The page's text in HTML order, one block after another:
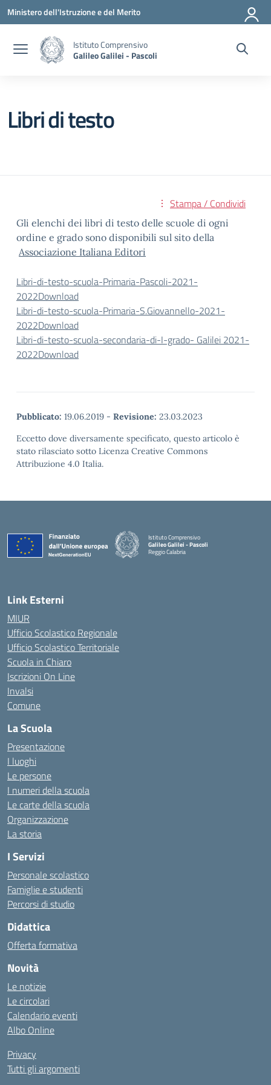
Vai ai contenuti
Vai al menu di navigazione
Vai al footer
Ministero dell'Istruzione e del Merito
Istituto Comprensivo
Galileo Galilei - Pascoli
Libri di testo
Stampa / Condividi
Gli elenchi dei libri di testo delle scuole di ogni
ordine e grado sono disponibili sul sito della
Associazione Italiana Editori
Libri-di-testo-scuola-Primaria-Pascoli-2021-
2022Download
Libri-di-testo-scuola-Primaria-S.Giovannello-2021-
2022Download
Libri-di-testo-scuola-secondaria-di-I-grado- Galilei 2021-
2022Download
Pubblicato: 19.06.2019 - Revisione: 23.03.2023
Eccetto dove diversamente specificato, questo articolo è
stato rilasciato sotto Licenza Creative Commons
Attribuzione 4.0 Italia.
Istituto Comprensivo
Galileo Galilei - Pascoli
Reggio Calabria
Link Esterni
MIUR
Ufficio Scolastico Regionale
Ufficio Scolastico Territoriale
Scuola in Chiaro
Iscrizioni On Line
Invalsi
Comune
La Scuola
Presentazione
I luoghi
Le persone
I numeri della scuola
Le carte della scuola
Organizzazione
La storia
I Servizi
Personale scolastico
Famiglie e studenti
Percorsi di studio
Didattica
Offerta formativa
Novità
Le notizie
Le circolari
Calendario eventi
Albo Online
Privacy
Tutti gli argomenti